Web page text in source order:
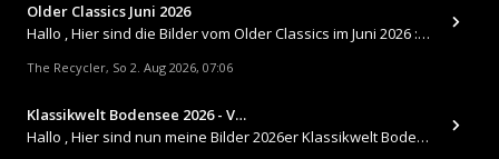
Older Classics Juni 2026
​Hallo , Hier sind die Bilder vom Older Classics im Juni 2026 : https://up.picr.de/51155940wd.jpg https://up.pic
The Recycler, So 2. Aug 2026, 07:06
Klassikwelt Bodensee 2026 - V…
Hallo , Hier sind nun meine Bilder 2026er Klassikwelt Bodensee 😀 https://up.picr.de/51125547rb.jpg https://up.pi